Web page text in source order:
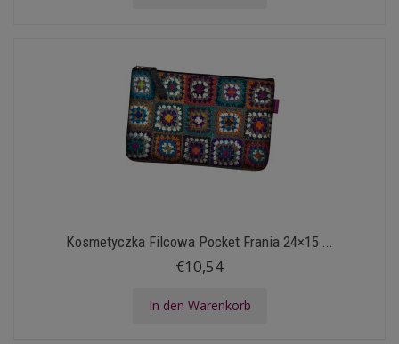
Kosmetyczka Filcowa Pocket Frania 24×15 ...
€10,54
In den Warenkorb